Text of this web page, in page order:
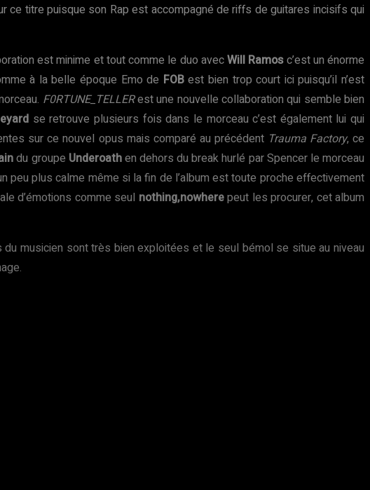
ce titre puisque son Rap est accompagné de riffs de guitares incisifs qui
est minime et tout comme le duo avecWill Ramosc’est un énorme
à la belle époque Emo de FOBest bien trop court ici puisqu’il n’est
F0RTUNE_TELLERest une nouvelle collaboration qui semble bien
se retrouve plusieurs fois dans le morceau c’est également lui qui
sur ce nouvel opus mais comparé au précédent Trauma Factory, ce
du groupe Underoathen dehors du break hurlé par Spencer le morceau
peu plus calme même si la fin de l’album est toute proche effectivement
d’émotions comme seul nothing,nowherepeut les procurer, cet album
musicien sont très bien exploitées et le seul bémol se situe au niveau